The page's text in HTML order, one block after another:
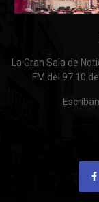
La Gran Sala de
FM del 97.10